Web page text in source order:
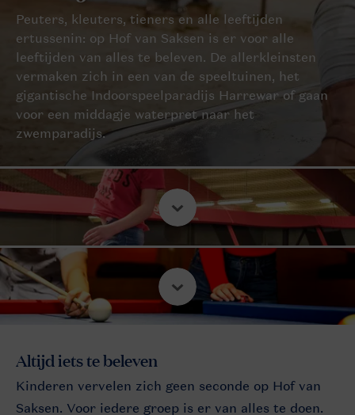
Peuters, kleuters, tieners en alle leeftijden
ertussenin: op Hof van Saksen is er voor alle
leeftijden van alles te beleven. De allerkleinsten
vermaken zich in een van de speeltuinen, het
gigantische Indoorspeelparadijs Harrewar of gaan
voor een middagje waterpret naar het
zwemparadijs.
Altijd iets te beleven
Kinderen vervelen zich geen seconde op Hof van
Saksen. Voor iedere groep is er van alles te doen.